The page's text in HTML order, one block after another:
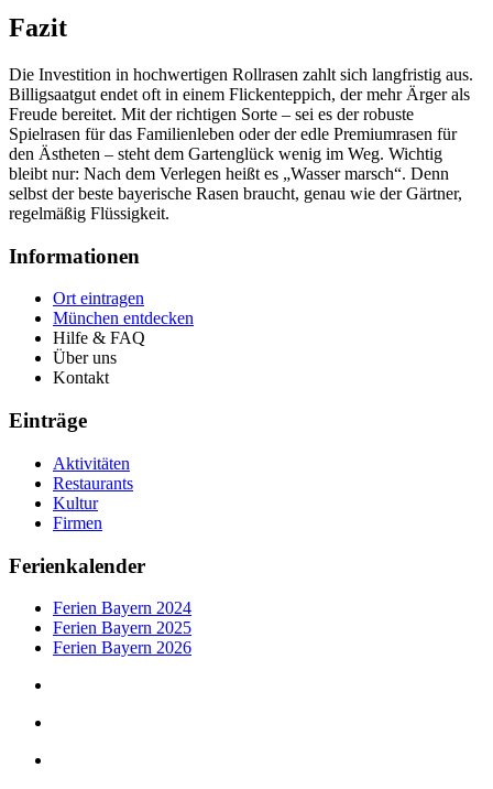
Fazit
Die Investition in hochwertigen Rollrasen zahlt sich langfristig aus.
Billigsaatgut endet oft in einem Flickenteppich, der mehr Ärger als
Freude bereitet. Mit der richtigen Sorte – sei es der robuste
Spielrasen für das Familienleben oder der edle Premiumrasen für
den Ästheten – steht dem Gartenglück wenig im Weg. Wichtig
bleibt nur: Nach dem Verlegen heißt es „Wasser marsch“. Denn
selbst der beste bayerische Rasen braucht, genau wie der Gärtner,
regelmäßig Flüssigkeit.
Informationen
Ort eintragen
München entdecken
Hilfe & FAQ
Über uns
Kontakt
Einträge
Aktivitäten
Restaurants
Kultur
Firmen
Ferienkalender
Ferien Bayern 2024
Ferien Bayern 2025
Ferien Bayern 2026